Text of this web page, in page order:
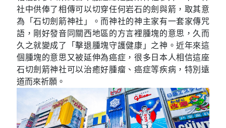
被時光遺忘的古老漁村
位於京都丹後半島的《伊根》，像是一座彷彿被時光
遺忘的古老漁村，保留近230多家以1樓為船艙、2樓為
住家的原始船屋，此類建築在日本已相當少見，也使
伊根被列為日本重要傳統建築保存區。※本次特別安
排搭乘遊船，讓您近距離欣賞伊根灣的歷史美景。